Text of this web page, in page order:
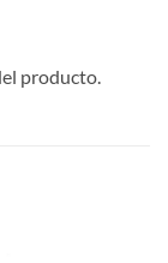
producto.